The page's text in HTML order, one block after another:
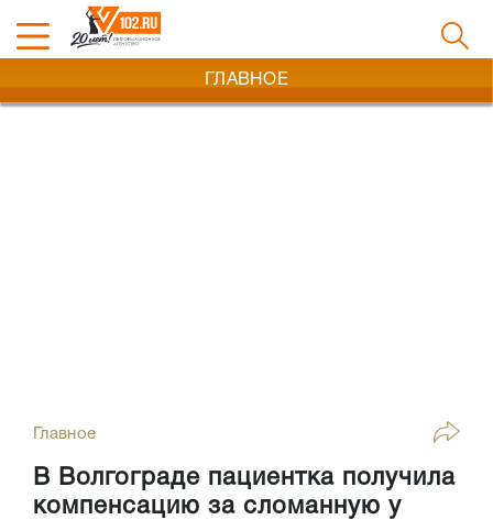
ГЛАВНОЕ
Главное
В Волгограде пациентка получила
компенсацию за сломанную у